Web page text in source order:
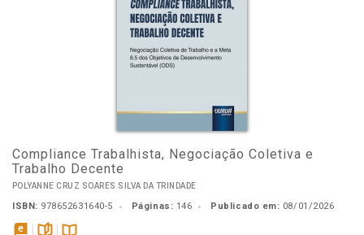
Compliance Trabalhista, Negociação Coletiva e
Trabalho Decente
POLYANNE CRUZ SOARES SILVA DA TRINDADE
ISBN: 978652631640-5 Páginas: 146 Publicado em: 08/01/2026